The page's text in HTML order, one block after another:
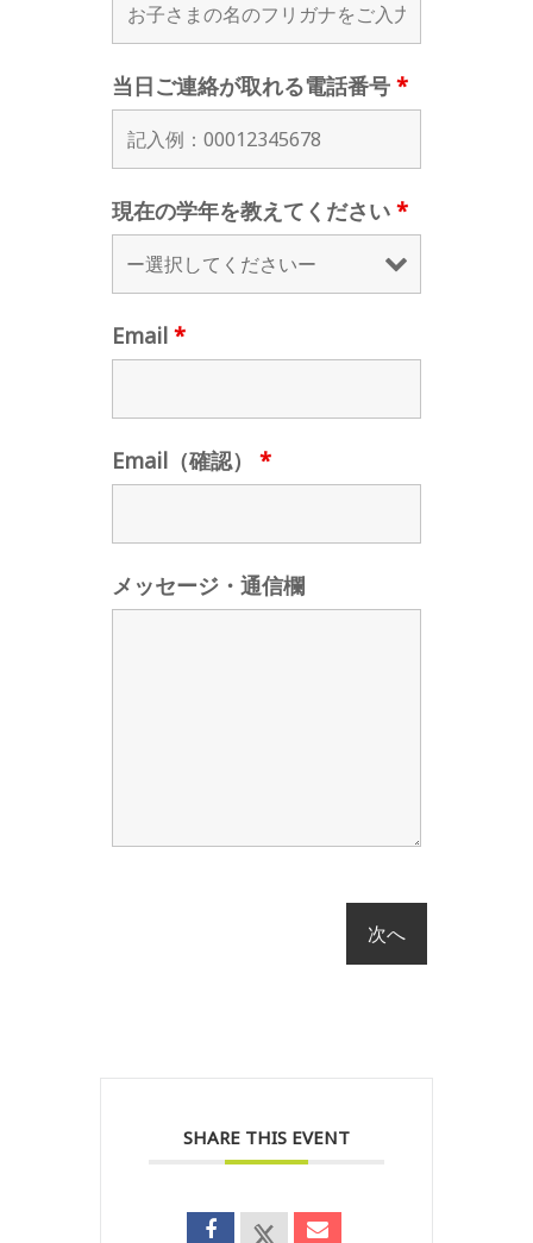
当日ご連絡が取れる電話番号 *
現在の学年を教えてください *
Email *
Email（確認） *
メッセージ・通信欄
SHARE THIS EVENT